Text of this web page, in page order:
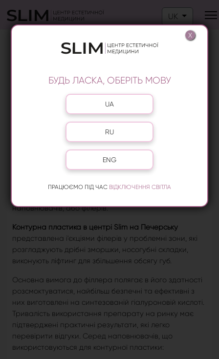
Оберіть свою
UK
КОНТУРНА ПЛАСТИКА НА ПЕЧЕРСЬКУ
Серед безлічі способів ефективним результатом
наповнювачів, або філерів.
Контурна пластика в центрі Slim на Печерську
представлена ​​і'єкціями філерів у проблемні зони, які
розгладжують дрібні зморшки, носогубні складки,
виконують ліфтинг для збільшення обсягу губ.
Основна вимога до філлера полягає в його здатності
розсмоктуватися, найбільш безпечні та ефективні з
них виготовлені на синтезованій гіалуроновій кислоті.
Тривалість використання препарату на ринку має
підтверджені практичні результати, які легко
перевірити відгуки. Серед наповнювачів, що
використовуються для контурної пластики:
БУДЬ ЛАСКА, ОБЕРІТЬ МОВУ
Оберіть свою мову
UA
RU
ENG
ПРАЦЮЄМО ПІД ЧАС ВІДКЛЮЧЕННЯ СВІТЛА
X